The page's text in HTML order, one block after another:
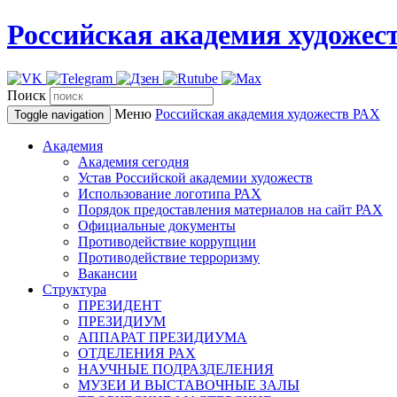
Российская академия
Поиск
Toggle navigation Меню Российская академия художеств РАХ
Академия
Академия сегодня
Устав Российской академии художеств
Использование логотипа РАХ
Порядок предоставления материалов на сайт РАХ
Официальные документы
Противодействие коррупции
Противодействие терроризму
Вакансии
Структура
ПРЕЗИДЕНТ
ПРЕЗИДИУМ
АППАРАТ ПРЕЗИДИУМА
ОТДЕЛЕНИЯ РАХ
НАУЧНЫЕ ПОДРАЗДЕЛЕНИЯ
МУЗЕИ И ВЫСТАВОЧНЫЕ ЗАЛЫ